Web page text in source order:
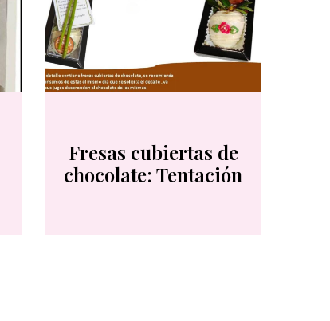
Fresas cubiertas de
chocolate: Tentación